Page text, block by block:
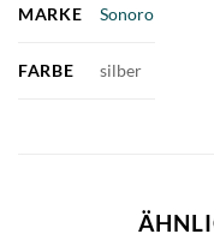
MARKE Sonoro
FARBE silber